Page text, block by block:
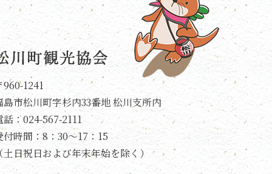
960-1241
島市松川町字杉内33番地 松川支所内
話：024-567-2111
付時間：8：30～17：15
土日祝日および年末年始を除く）